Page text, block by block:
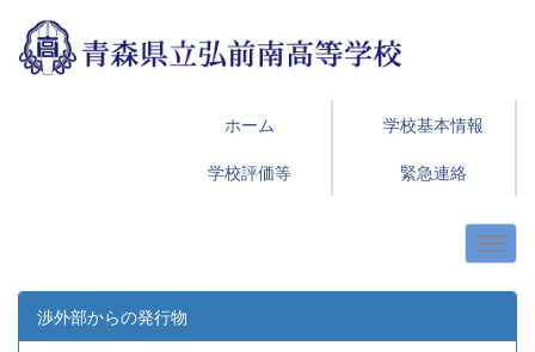
ホーム
学校基本情報
学校評価等
緊急連絡
渉外部からの発行物